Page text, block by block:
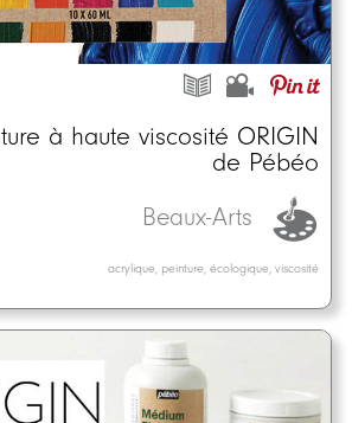
à haute viscosité ORIGIN
de Pébéo
Beaux-Arts
acrylique, peinture, écologique, viscosité